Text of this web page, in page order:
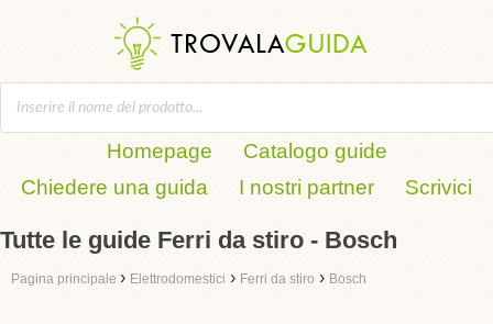
Homepage
Catalogo guide
Chiedere una guida
I nostri partner Scrivici
Tutte le guide Ferri da stiro - Bosch
Pagina principale › Elettrodomestici › Ferri da stiro › Bosch